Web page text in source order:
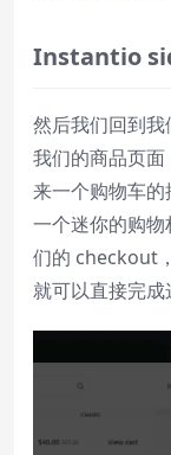
Instantio
然后我们回到
我们的商品页
来一个购物车
一个迷你的购
们的 checkout
就可以直接完成